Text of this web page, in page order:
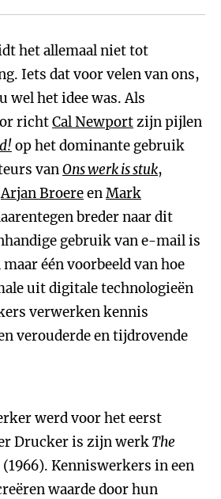
het allemaal niet tot
Iets dat voor velen van ons,
wel het idee was. Als
richtCal Newportzijn pijlen
op het dominante gebruik
vanOns werk is stuk,
Arjan BroereenMark
breder naar dit
gebruik van e-mail is
één voorbeeld van hoe
uit digitale technologieën
verwerken kennis
verouderde en tijdrovende
werd voor het eerst
Drucker is zijn werkThe
(1966). Kenniswerkers in een
waarde door hun